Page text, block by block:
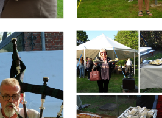
Branding
ARMCHAIR